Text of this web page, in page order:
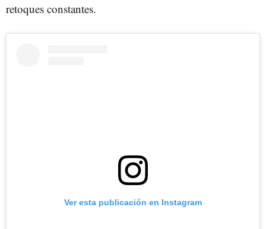
retoques constantes.
Ver esta publicación en Instagram